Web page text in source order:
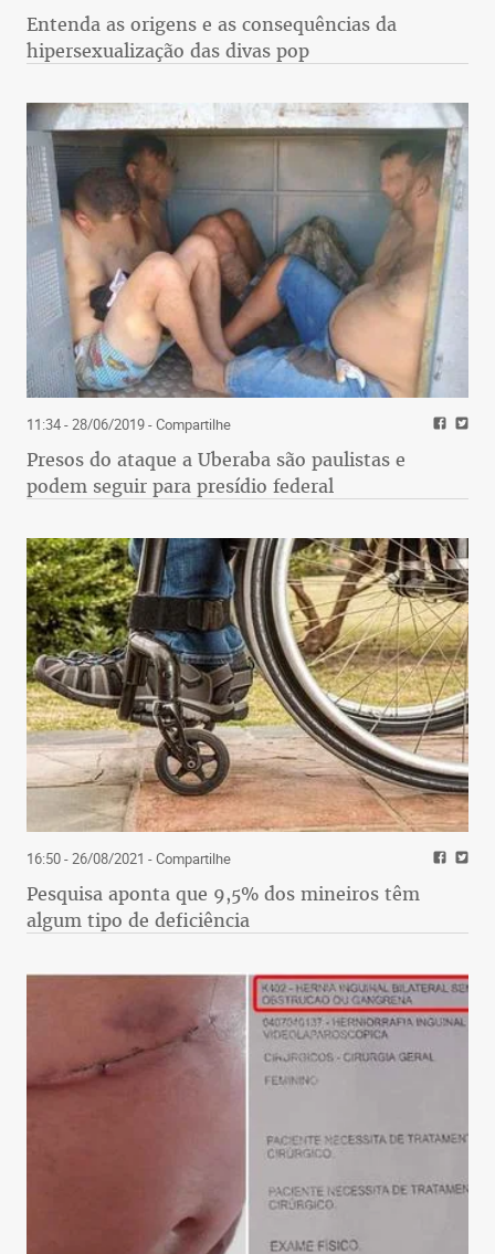
Entenda as origens e as consequências da
hipersexualização das divas pop
11:34 - 28/06/2019- Compartilhe
Presos do ataque a Uberaba são paulistas e
podem seguir para presídio federal
16:50 - 26/08/2021 - Compartilhe
Pesquisa aponta que 9,5% dos mineiros têm
algum tipo de deficiência